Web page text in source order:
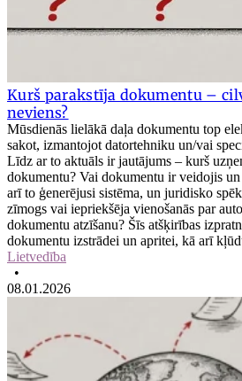
Kurš parakstīja dokumentu –
neviens?
Mūsdienās lielākā daļa dokumentu top
sakot, izmantojot datortehniku un/vai
Līdz ar to aktuāls ir jautājums – kurš
dokumentu? Vai dokumentu ir veidojis
arī to ģenerējusi sistēma, un juridisko
zīmogs vai iepriekšēja vienošanās par
dokumentu atzīšanu? Šīs atšķirības
dokumentu izstrādei un apritei, kā arī
Lietvedība
•
08.01.2026